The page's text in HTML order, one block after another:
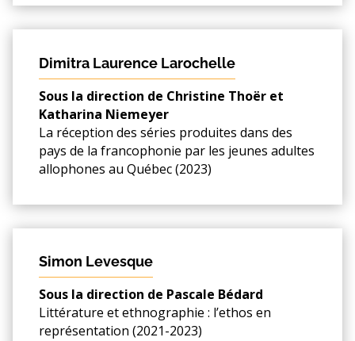
Dimitra Laurence Larochelle
Sous la direction de Christine Thoër et
Katharina Niemeyer
La réception des séries produites dans des
pays de la francophonie par les jeunes adultes
allophones au Québec (2023)
Simon Levesque
Sous la direction de Pascale Bédard
Littérature et ethnographie : l’ethos en
représentation (2021-2023)